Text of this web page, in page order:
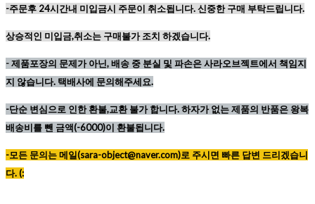
-주문후 24시간내 미입금시 주문이 취소됩니다. 신중한 구매 부탁드립니다.
상승적인 미입금,취소는 구매불가 조치 하겠습니다.
-제품포장의 문제가 아닌, 배송 중 분실 및 파손은 사라오브젝트에서 책임지
지 않습니다. 택배사에 문의해주세요.
-단순 변심으로 인한 환불,교환 불가 합니다. 하자가 없는 제품의 반품은 왕복
배송비를 뺀 금액(-6000)이 환불됩니다.
-모든 문의는 메일(sara-object@naver.com)로 주시면 빠른 답변 드리겠습니
다. (: